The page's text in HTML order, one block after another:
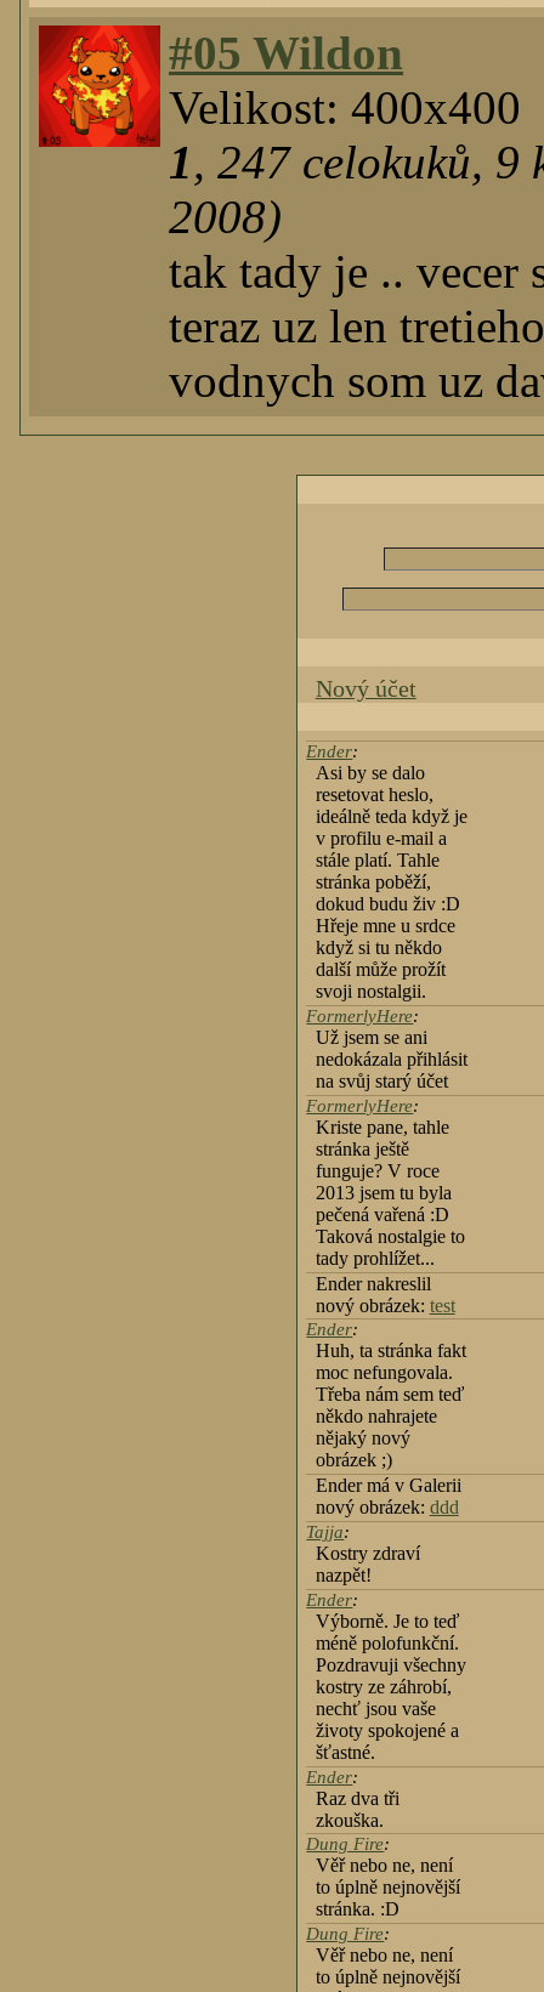
#05 Wildon
Velikost: 400x400
1,247celokuků, 9
2008)
tak tady je .. vecer
teraz uz len
vodnych som uz
Nový účet
Ender:
Asi by se dalo
resetovat heslo,
ideálně teda když je
v profilu e-mail a
stále platí. Tahle
stránka poběží,
dokud budu živ :D
Hřeje mne u srdce
když si tu někdo
další může prožít
svoji nostalgii.
FormerlyHere:
Už jsem se ani
nedokázala přihlásit
na svůj starý účet
FormerlyHere:
Kriste pane, tahle
stránka ještě
funguje? V roce
2013 jsem tu byla
pečená vařená :D
Taková nostalgie to
tady prohlížet...
Ender nakreslil
nový obrázek: test
Ender:
Huh, ta stránka fakt
moc nefungovala.
Třeba nám sem teď
někdo nahrajete
nějaký nový
obrázek ;)
Ender má v Galerii
nový obrázek: ddd
Tajja:
Kostry zdraví
nazpět!
Ender:
Výborně. Je to teď
méně polofunkční.
Pozdravuji všechny
kostry ze záhrobí,
nechť jsou vaše
životy spokojené a
šťastné.
Ender:
Raz dva tři
zkouška.
Dung Fire:
Věř nebo ne, není
to úplně nejnovější
stránka. :D
Dung Fire:
Věř nebo ne, není
to úplně nejnovější